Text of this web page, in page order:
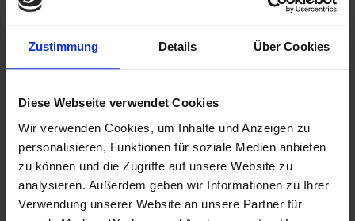
Zustimmung Details Über Cookies
Diese Webseite verwendet Cookies
Wir verwenden Cookies, um Inhalte und Anzeigen zu
personalisieren, Funktionen für soziale Medien anbieten
zu können und die Zugriffe auf unsere Website zu
analysieren. Außerdem geben wir Informationen zu Ihrer
Verwendung unserer Website an unsere Partner für
treffen. Das spart Zeit und das Risiko von
Fehlentscheidungen wird reduziert.
Effektive Konfliktlösung
können, wird es möglich Konflikte in einer offenen und
direkten Art und Weise anzusprechen. Potenzielle Konflikte
werden dadurch schnell thematisiert, bevor sie zu größeren
Problemen werden.
Verbesserte Produktivität